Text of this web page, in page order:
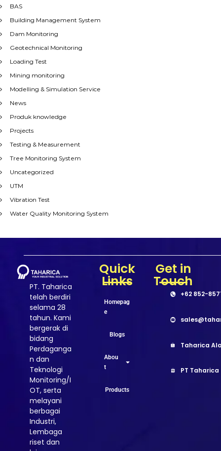
BAS
Building Management System
Dam Monitoring
Geotechnical Monitoring
Loading Test
Mining monitoring
Modelling & Simulation Service
News
Produk knowledge
Projects
Testing & Measurement
Tree Monitoring System
Uncategorized
UTM
Vibration Test
Water Quality Monitoring System
PT. Taharica
telah berdiri
selama 28
tahun. Kami
bergerak di
bidang
Perdaganga
n dan
Teknologi
Monitoring/I
OT, serta
melayani
berbagai
Industri,
Lembaga
riset dan
Quick
Links
Homepag
e
Blogs
Abou
t
Products
Get in
Touch
+62 852-
Taharica
PT Taharica